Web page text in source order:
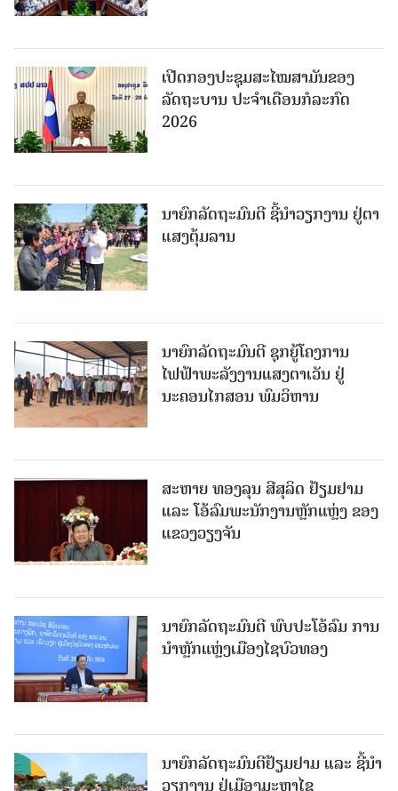
ເປີດກອງປະຊຸມສະໄໝສາມັນຂອງ
ລັດຖະບານ ປະຈໍາເດືອນກໍລະກົດ
2026
ນາຍົກລັດຖະມົນຕີ ຊີ້ນຳວຽກງານ ຢູ່ຕາ
ແສງຕຸ້ມລານ
ນາຍົກລັດຖະມົນຕີ ຊຸກຍູ້ໂຄງການ
ໄຟຟ້າພະລັງງານແສງຕາເວັນ ຢູ່
ນະຄອນໄກສອນ ພົມວິຫານ
ສະຫາຍ ທອງລຸນ ສີສຸລິດ ຢ້ຽມຢາມ
ແລະ ໂອ້ລົມພະນັກງານຫຼັກແຫຼ່ງ ຂອງ
ແຂວງວຽງຈັນ
ນາຍົກລັດຖະມົນຕີ ພົບປະໂອ້ລົມ ການ
ນຳຫຼັກແຫຼ່ງເມືອງໄຊບົວທອງ
ນາຍົກລັດຖະມົນຕີຢ້ຽມຢາມ ແລະ ຊີ້ນຳ